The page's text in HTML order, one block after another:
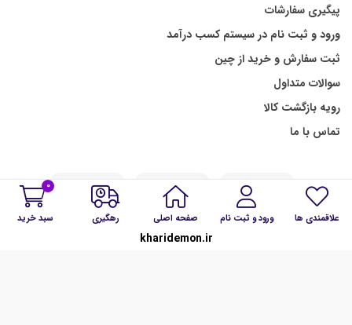
0
سبد خرید رهگیری صفحه اصلی ورود و ثبت نام علاقمندی ها
kharidemon.ir
پیگیری سفارشات
ورود و ثبت نام در سیستم کسب درآمد
ثبت سفارش و خرید از چین
سوالات متداول
رویه بازگشت کالا
تماس با ما